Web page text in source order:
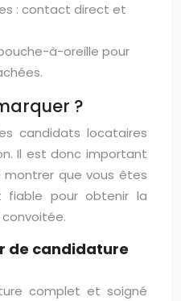
: contact direct et
à-oreille pour
?
candidats locataires
Il est donc important
que vous êtes
fiable pour obtenir la
convoitée.
de candidature
complet et soigné